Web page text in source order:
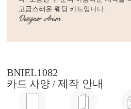
고급스러운 웨딩 카드입니다.
BNIEL1082
카드 사양 / 제작 안내